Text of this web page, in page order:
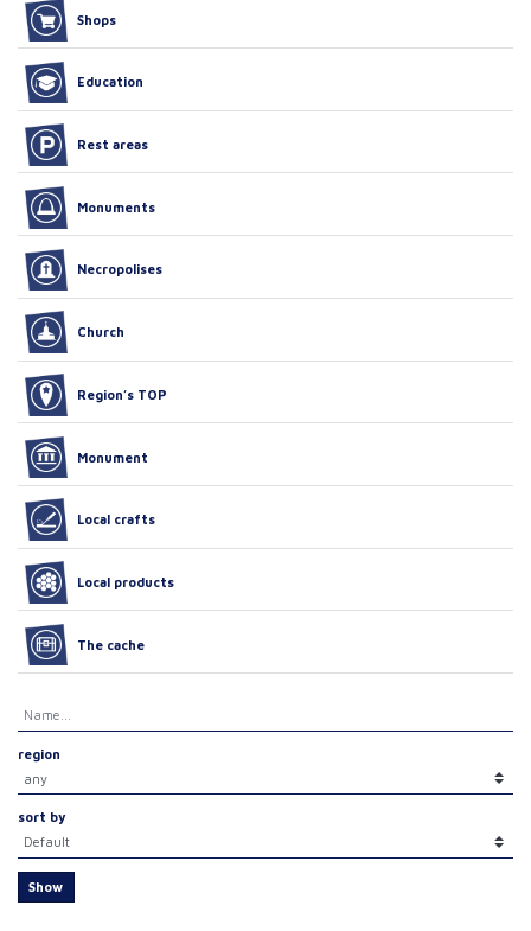
Shops
Education
Rest areas
Monuments
Necropolises
Church
Region’s TOP
Monument
Local crafts
Local products
The cache
region
sort by
Show